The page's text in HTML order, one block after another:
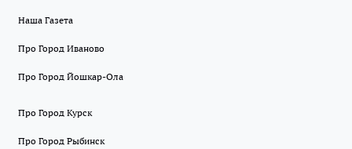
Наша Газета
Про Город Иваново
Про Город Йошкар-Ола
Про Город Курск
Про Город Рыбинск